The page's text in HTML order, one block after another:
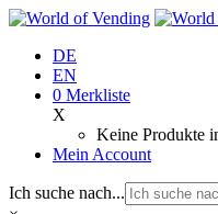
Zum
springen
DE
EN
0 Merkliste
X
Keine Produkte
Mein Account
Ich suche nach...